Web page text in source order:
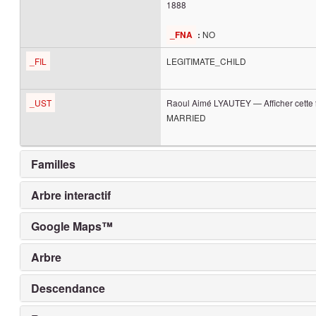
1888
_FNA : NO
_FIL LEGITIMATE_CHILD
_UST Raoul Aimé LYAUTEY—Afficher cette
MARRIED
Familles
Arbre interactif
Google Maps™
Arbre
Descendance